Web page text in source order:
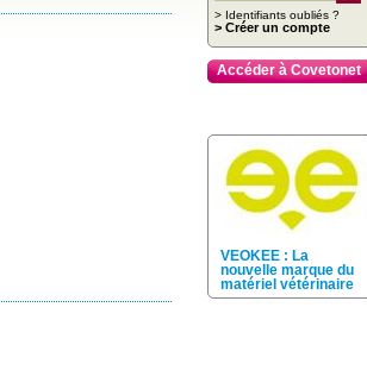
> Identifiants oubliés ?
> Créer un compte
Accéder à Covetonet
VEOKEE : La
nouvelle marque du
matériel vétérinaire